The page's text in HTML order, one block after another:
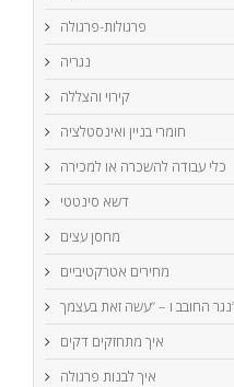
פרגולות-פרגולה
נגריה
קירוי והצללה
חומרי בניין ואינסטלציה
כלי עבודה להשכרה או למכירה
דשא סינטטי
מחסן עצים
מחירים אטרקטיביים
זאת בעצמך”
איך מתחזקים דקים
איך לבנות פרגולה